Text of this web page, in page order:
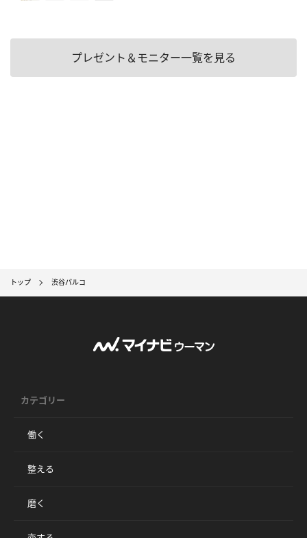
プレゼント＆モニター一覧を見る
トップ 渋谷パルコ
カテゴリー
働く
整える
磨く